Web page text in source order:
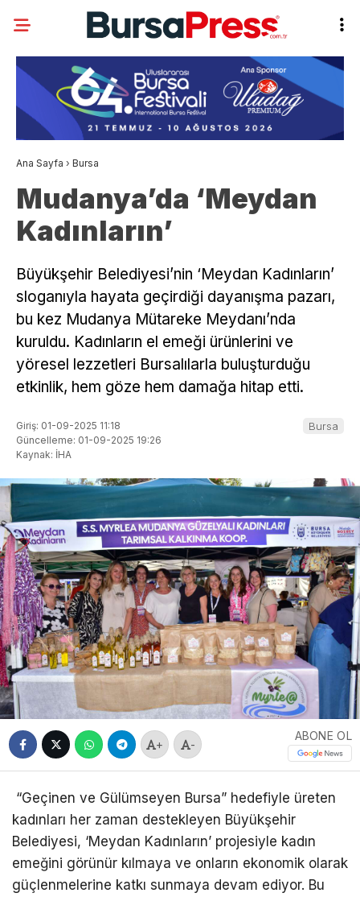
Ana Sayfa › Bursa
Mudanya’da ‘Meydan
Kadınların’
Büyükşehir Belediyesi’nin ‘Meydan Kadınların’
sloganıyla hayata geçirdiği dayanışma pazarı,
bu kez Mudanya Mütareke Meydanı’nda
kuruldu. Kadınların el emeği ürünlerini ve
yöresel lezzetleri Bursalılarla buluşturduğu
etkinlik, hem göze hem damağa hitap etti.
Giriş: 01-09-2025 11:18
Güncelleme: 01-09-2025 19:26
Kaynak: İHA
Bursa
+ -
ABONE OL
“Geçinen ve Gülümseyen Bursa” hedefiyle üreten
kadınları her zaman destekleyen Büyükşehir
Belediyesi, ‘Meydan Kadınların’ projesiyle kadın
emeğini görünür kılmaya ve onların ekonomik olarak
güçlenmelerine katkı sunmaya devam ediyor. Bu